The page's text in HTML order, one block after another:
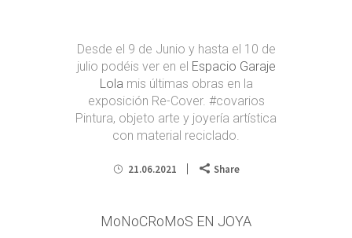
Desde el 9 de Junio y hasta el 10 de
julio podéis ver en el Espacio Garaje
Lola mis últimas obras en la
exposición Re-Cover. #covarios
Pintura, objeto arte y joyería artística
con material reciclado.
21.06.2021 Share
MoNoCRoMoS EN JOYA